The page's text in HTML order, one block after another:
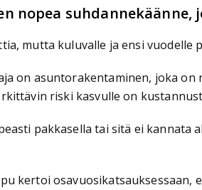
nopea
mutta kuluvalle ja ensi vuodelle
on asuntorakentaminen, joka
riski kasvulle on
pakkasella tai sitä ei
kertoi